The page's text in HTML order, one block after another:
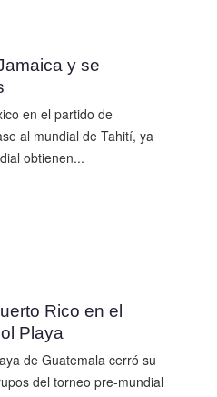
y se
en el partido de
al mundial de Tahití, ya
obtienen...
Rico en el
Playa
de Guatemala cerró su
del torneo pre-mundial